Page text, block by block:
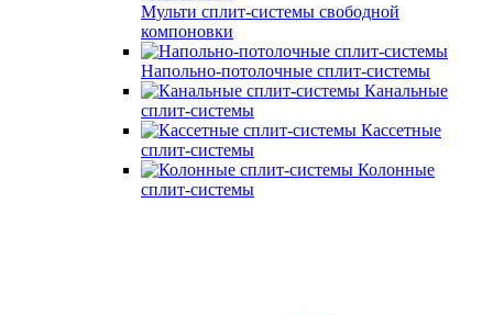
Мульти сплит-системы свободной
компоновки
Напольно-потолочные сплит-системы
Канальные
сплит-системы
Кассетные
сплит-системы
Колонные
сплит-системы